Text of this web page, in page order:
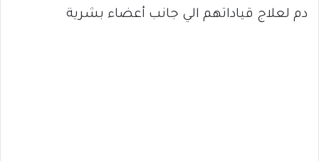
دم لعلاج قياداتهم الي جانب أعضاء بشرية